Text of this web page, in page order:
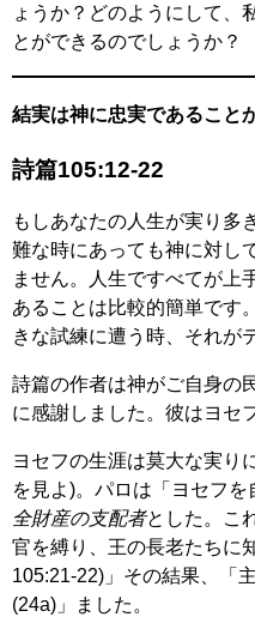
ょうか？どのようにして、
とができるのでしょうか？
結実は神に忠実であること
詩篇105:12-22
もしあなたの人生が実り多
難な時にあっても神に対し
ません。人生ですべてが上
あることは比較的簡単です
きな試練に遭う時、それが
詩篇の作者は神がご自身の
に感謝しました。彼はヨセ
ヨセフの生涯は莫大な実り
を見よ)。パロは「ヨセフを
全財産の支配者とした。こ
官を縛り、王の長老たちに
105:21-22)」その結果、「
(24a)」ました。